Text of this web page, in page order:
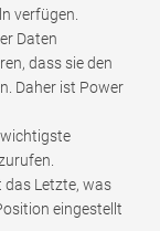
verfügen.
Daten
dass sie den
Daher ist Power
wichtigste
das Letzte, was
eingestellt